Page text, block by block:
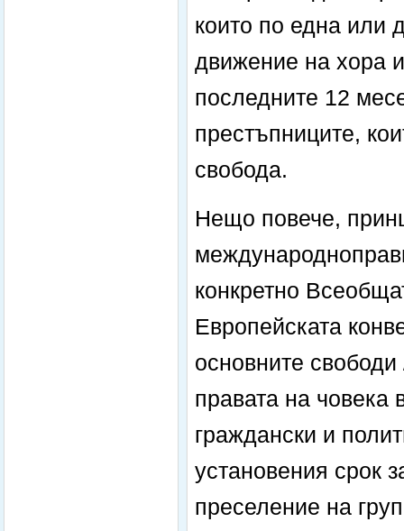
които по една или
движение на хора
последните 12
престъпниците,
свобода.
Нещо повече,
конкретно
Европейската
основните
правата на човека
граждански и
установения срок
преселение на